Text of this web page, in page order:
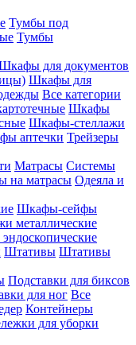
Тумбы под
Тумбы
для документов
Шкафы для
Все категории
Шкафы
Шкафы-стеллажи
аптечки Трейзеры
Матрасы Системы
на матрасы Одеяла и
Шкафы-сейфы
металлические
Штативы Штативы
Подставки для биксов
для ног Все
Контейнеры
для уборки